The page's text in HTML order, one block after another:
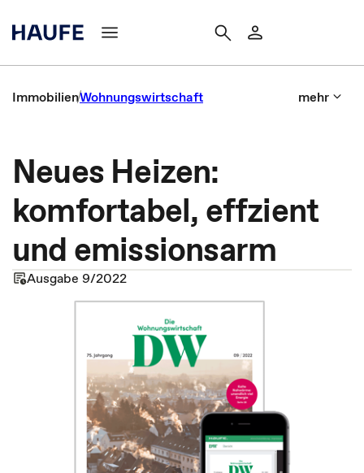
ImmobilienWohnungswirtschaft mehr
Neues Heizen:
komfortabel, effzient
und emissionsarm
Ausgabe 9/2022